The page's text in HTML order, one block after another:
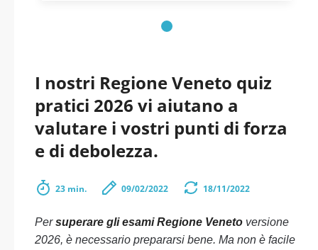
I nostri Regione Veneto quiz
pratici 2026 vi aiutano a
valutare i vostri punti di forza
e di debolezza.
23 min. 09/02/2022 18/11/2022
Persuperare gli esami Regione Veneto versione
2026, è necessario prepararsi bene. Ma non è facile